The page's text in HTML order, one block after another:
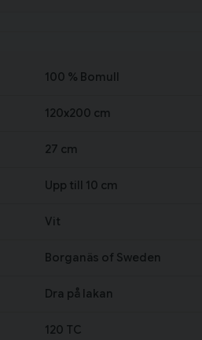
100 % Bomull
120x200 cm
27 cm
Upp till 10 cm
Vit
Borganäs of Sweden
Dra på lakan
120 TC